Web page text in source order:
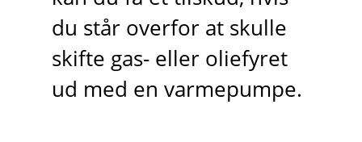
du står overfor at skulle
skifte gas- eller oliefyret
ud med en varmepumpe.